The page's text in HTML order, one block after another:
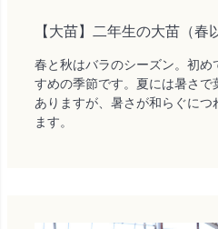
【大苗】二年生の大苗（春
春と秋はバラのシーズン。初め
すめの季節です。夏には暑さ
ありますが、暑さが和らぐに
ます。